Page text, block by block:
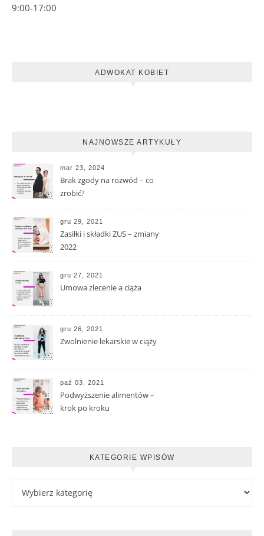
9:00-17:00
ADWOKAT KOBIET
NAJNOWSZE ARTYKUŁY
mar 23, 2024
Brak zgody na rozwód – co
zrobić?
gru 29, 2021
Zasiłki i składki ZUS – zmiany
2022
gru 27, 2021
Umowa zlecenie a ciąża
gru 26, 2021
Zwolnienie lekarskie w ciąży
paź 03, 2021
Podwyższenie alimentów –
krok po kroku
KATEGORIE WPISÓW